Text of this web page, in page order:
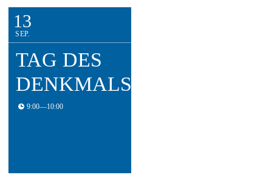
13
SEP.
TAG DES
DENKMALS
9:00—10:00